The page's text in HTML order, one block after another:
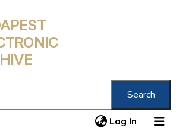
Search
Log In (current)